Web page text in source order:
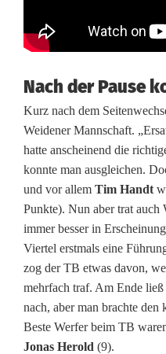
t
r
t
e
n
m
i
t
N
i
Nach der Pause
Kurz nach dem
Weidener Mannschaft.
hatte anscheinend die
konnte man ausgleichen.
und vor allem Tim Handt
Punkte). Nun aber trat auch
immer besser in
Viertel erstmals eine
zog der TB etwas davon,
mehrfach traf. Am Ende
nach, aber man brachte den
Beste Werfer beim TB
Jonas Herold (9).